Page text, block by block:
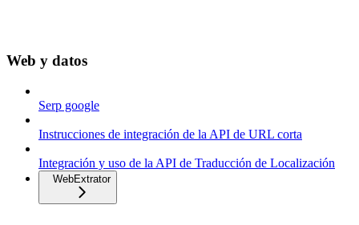
Web y datos
Serp google
Instrucciones de integración de la API de URL corta
Integración y uso de la API de Traducción de Localización
WebExtrator